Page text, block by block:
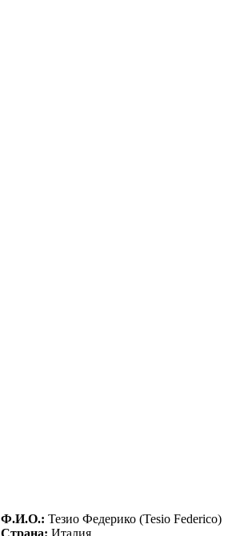
Ф.И.О.: Teзио Фeдepико (Tesio Federico)
Страна: Италия